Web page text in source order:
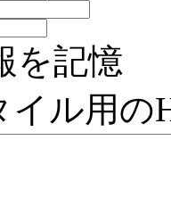
を記憶
イル用